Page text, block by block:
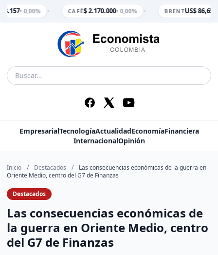
• 0,00% CAFÉ$ 2.170.000• 0,00% BRENTUS$ 86,65•
EmpresarialTecnologíaActualidadEconomíaFinanciera
InternacionalOpinión
Inicio / Destacados /
Las consecuencias económicas de la guerra en
Oriente Medio, centro del G7 de Finanzas
Destacados
Las consecuencias económicas de
la guerra en Oriente Medio, centro
del G7 de Finanzas